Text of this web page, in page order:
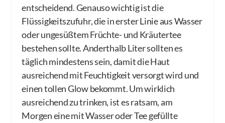
entscheidend. Genauso wichtig ist die
Flüssigkeitszufuhr, die in erster Linie aus Wasser
oder ungesüßtem Früchte- und Kräutertee
bestehen sollte. Anderthalb Liter sollten es
täglich mindestens sein, damit die Haut
ausreichend mit Feuchtigkeit versorgt wird und
einen tollen Glow bekommt. Um wirklich
ausreichend zu trinken, ist es ratsam, am
Morgen eine mit Wasser oder Tee gefüllte